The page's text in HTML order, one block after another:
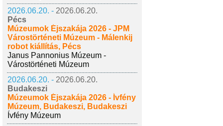
2026.06.20. - 2026.06.20.
Pécs
Múzeumok Éjszakája 2026 - JPM
Várostörténeti Múzeum - Málenkij
robot kiállítás, Pécs
Janus Pannonius Múzeum -
Várostörténeti Múzeum
2026.06.20. - 2026.06.20.
Budakeszi
Múzeumok Éjszakája 2026 - Ívfény
Múzeum, Budakeszi, Budakeszi
Ívfény Múzeum